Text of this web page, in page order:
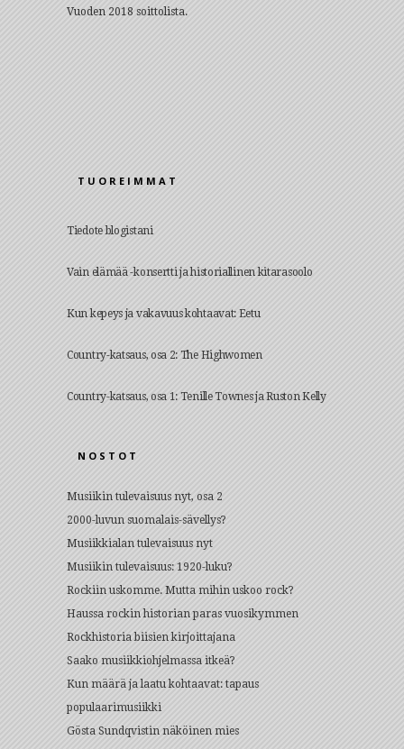
Vuoden 2018 soittolista.
TUOREIMMAT
Tiedote blogistani
Vain elämää -konsertti ja historiallinen kitarasoolo
Kun kepeys ja vakavuus kohtaavat: Eetu
Country-katsaus, osa 2: The Highwomen
Country-katsaus, osa 1: Tenille Townes ja Ruston Kelly
NOSTOT
Musiikin tulevaisuus nyt, osa 2
2000-luvun suomalais-sävellys?
Musiikkialan tulevaisuus nyt
Musiikin tulevaisuus: 1920-luku?
Rockiin uskomme. Mutta mihin uskoo rock?
Haussa rockin historian paras vuosikymmen
Rockhistoria biisien kirjoittajana
Saako musiikkiohjelmassa itkeä?
Kun määrä ja laatu kohtaavat: tapaus
populaarimusiikki
Gösta Sundqvistin näköinen mies